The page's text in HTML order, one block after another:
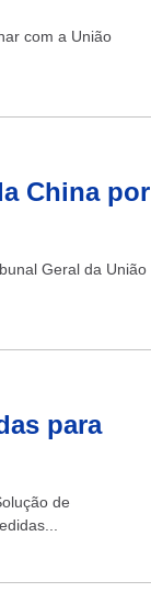
com a União
China por
Geral da União
para
de